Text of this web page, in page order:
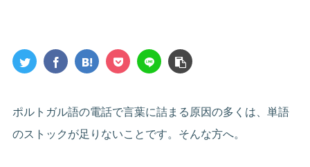
ポルトガル語の電話で言葉に詰まる原因の多くは、単語
のストックが足りないことです。そんな方へ。